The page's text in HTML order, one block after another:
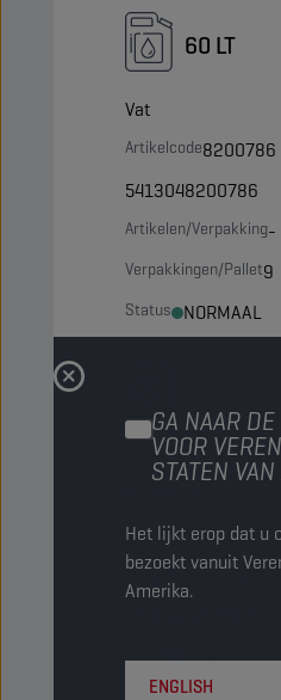
GA NAAR
VOOR
STATEN
Het lijkt erop dat u
bezoekt vanuit
Amerika.
ENGLISH
60 LT
Vat
Artikelcode8200786
5413048200786
Artikelen/Verpakking-
Verpakkingen/Pallet9
Status NORMAAL
5413048200885
Artikelen/Verpakking -
NORMAAL